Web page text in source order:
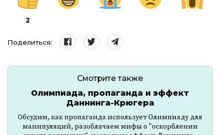
2
Поделиться:
Смотрите также
Олимпиада, пропаганда и эффект
Даннинга-Крюгера
Обсудим, как пропаганда использует Олимпиаду для
манипуляций, разоблачаем мифы о "оскорблении